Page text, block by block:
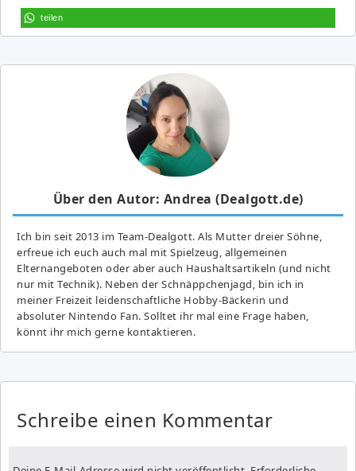
teilen
Über den Autor: Andrea (Dealgott.de)
Ich bin seit 2013 im Team-Dealgott. Als Mutter dreier Söhne,
erfreue ich euch auch mal mit Spielzeug, allgemeinen
Elternangeboten oder aber auch Haushaltsartikeln (und nicht
nur mit Technik). Neben der Schnäppchenjagd, bin ich in
meiner Freizeit leidenschaftliche Hobby-Bäckerin und
absoluter Nintendo Fan. Solltet ihr mal eine Frage haben,
könnt ihr mich gerne kontaktieren.
Schreibe einen Kommentar